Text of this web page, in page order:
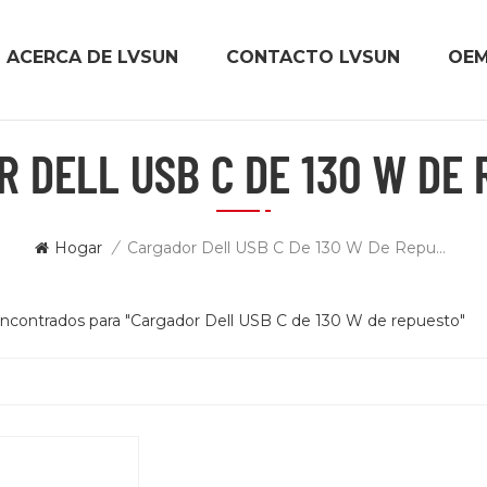
ACERCA DE LVSUN CONTACTO LVSUN
DELL USB C DE 130 W DE
Hogar / Cargador Dell USB C De 130 W De Repuesto
para "Cargador Dell USB C de 130 W de repuesto"